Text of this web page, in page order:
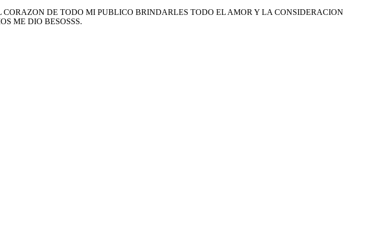
DE TODO MI PUBLICO BRINDARLES TODO EL AMOR Y LA CONSIDERACION
ME DIO BESOSSS.